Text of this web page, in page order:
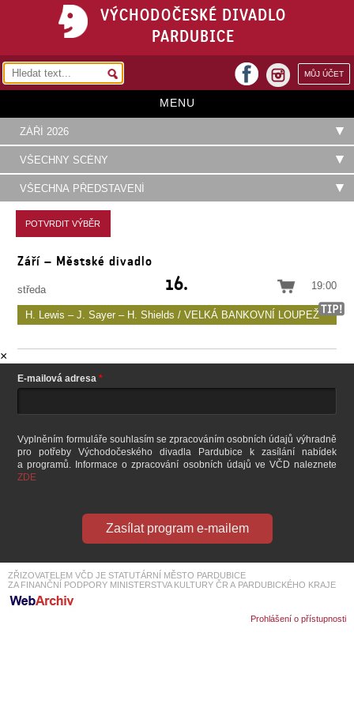
VÝCHODOČESKÉ DIVADLO
PARDUBICE
MŮJ ÚČET
facebook
MENU
PŘEDPLATNÉ
KONTAKTY
O DIVADLE
DÁLE NABÍZÍME
Září – Městské divadlo
středa 16. 19:00
H. Lewis – J. Sayer – H. Shields / VELKÁ BANKOVNÍ LOUPEŽ
love story a hudební hity rock’n’rollové éry minulého století. Hrají L. Špiner, V. Malá
ročníku GRAND Festivalu smíchu získala inscenace titul Komedie diváků
2019 a Cenu studentské poroty a K. Hulcová byla oceněna za nejlepší
×
E-mailová adresa
Vyplněním formuláře souhlasím se zpracováním osobních údajů výhradně
pro potřeby Východočeského divadla Pardubice k zasílání nabídek
a programů. Informace o zpracování osobních údajů ve VČD naleznete
ZDE
Zasílat program e-mailem
ZŘIZOVATELEM VČD JE STATUTÁRNÍ MĚSTO PARDUBICE
ZA FINANČNÍ PODPORY MINISTERSTVA KULTURY ČR A PARDUBICKÉHO KRAJE
Prohlášení o přístupnosti